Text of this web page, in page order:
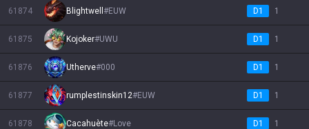
61874 Blightwell #EUW D1 1
61875 Kojoker#UWU D1 1
61876 Utherve#000 D1 1
61877 rumplestinskin12#EUW D1 1
61878 Cacahuète#Love D1 1